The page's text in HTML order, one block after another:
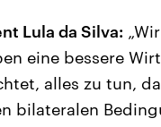
Lula da Silva:
eine bessere
alles zu tun,
bilateralen